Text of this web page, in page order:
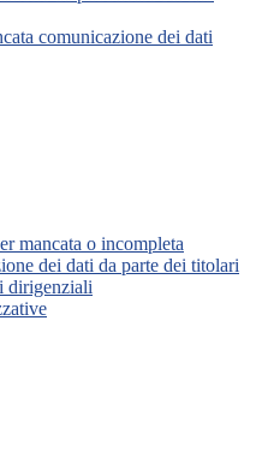
comunicazione dei dati
mancata o incompleta
dei dati da parte dei titolari
dirigenziali